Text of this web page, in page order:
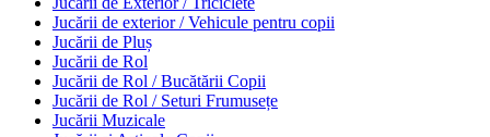
Jucării de exterior / Vehicule pentru copii
Jucării de Pluș
Jucării de Rol
Jucării de Rol / Bucătării Copii
Jucării de Rol / Seturi Frumusețe
Jucării Muzicale